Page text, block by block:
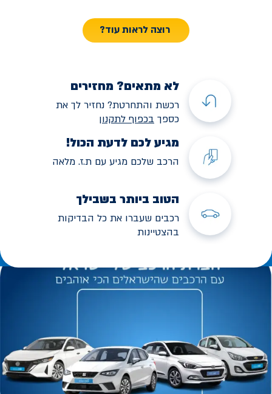
רוצה לראות עוד?
לא מתאים? מחזירים
רכשת והתחרטת? נחזיר לך את
כספך בכפוף לתקנון
מגיע לכם לדעת הכול!
הרכב שלכם מגיע עם ת.ז. מלאה
הטוב ביותר בשבילך
רכבים שעברו את כל הבדיקות
בהצטיינות